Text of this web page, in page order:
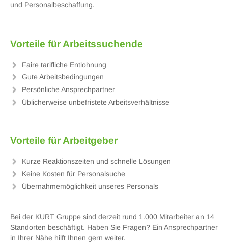
und Personalbeschaffung.
Vorteile für Arbeitssuchende
Faire tarifliche Entlohnung
Gute Arbeitsbedingungen
Persönliche Ansprechpartner
Üblicherweise unbefristete Arbeitsverhältnisse
Vorteile für Arbeitgeber
Kurze Reaktionszeiten und schnelle Lösungen
Keine Kosten für Personalsuche
Übernahmemöglichkeit unseres Personals
Bei der KURT Gruppe sind derzeit rund 1.000 Mitarbeiter an 14
Standorten beschäftigt. Haben Sie Fragen? Ein Ansprechpartner
in Ihrer Nähe hilft Ihnen gern weiter.